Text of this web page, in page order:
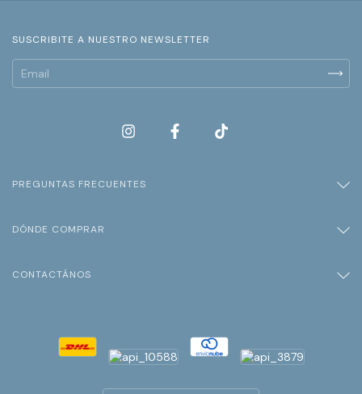
SUSCRIBITE A NUESTRO NEWSLETTER
PREGUNTAS FRECUENTES
DÓNDE COMPRAR
CONTACTÁNOS